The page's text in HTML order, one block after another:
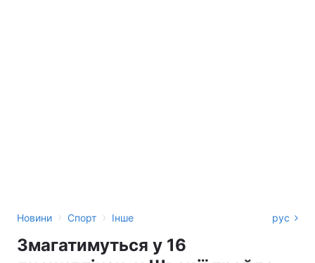
Новини › Спорт › Інше рус
Змагатимуться у 16